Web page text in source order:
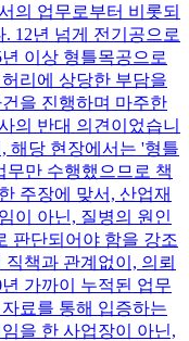
의 업무로부터 비롯되
12년 넘게 전기공으로
이상 형틀목공으로
리에 상당한 부담을
을 진행하며 마주한
의 반대 의견이었습니
해당 현장에서는 '형틀
무만 수행했으므로 책
주장에 맞서, 산업재
이 아닌, 질병의 원인
판단되어야 함을 강조
책과 관계없이, 의뢰
가까이 누적된 업무
료를 통해 입증하는
을 한 사업장이 아닌,